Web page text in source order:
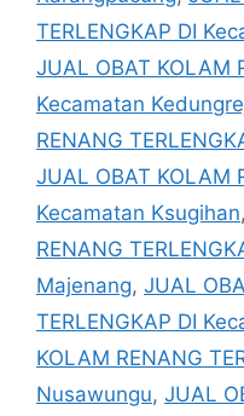
TERLENGKAP DI
JUAL OBAT KOLAM
Kecamatan
RENANG
JUAL OBAT KOLAM
Kecamatan Ksugihan,
RENANG
Majenang, JUAL
TERLENGKAP DI
KOLAM RENANG
Nusawungu, JUAL